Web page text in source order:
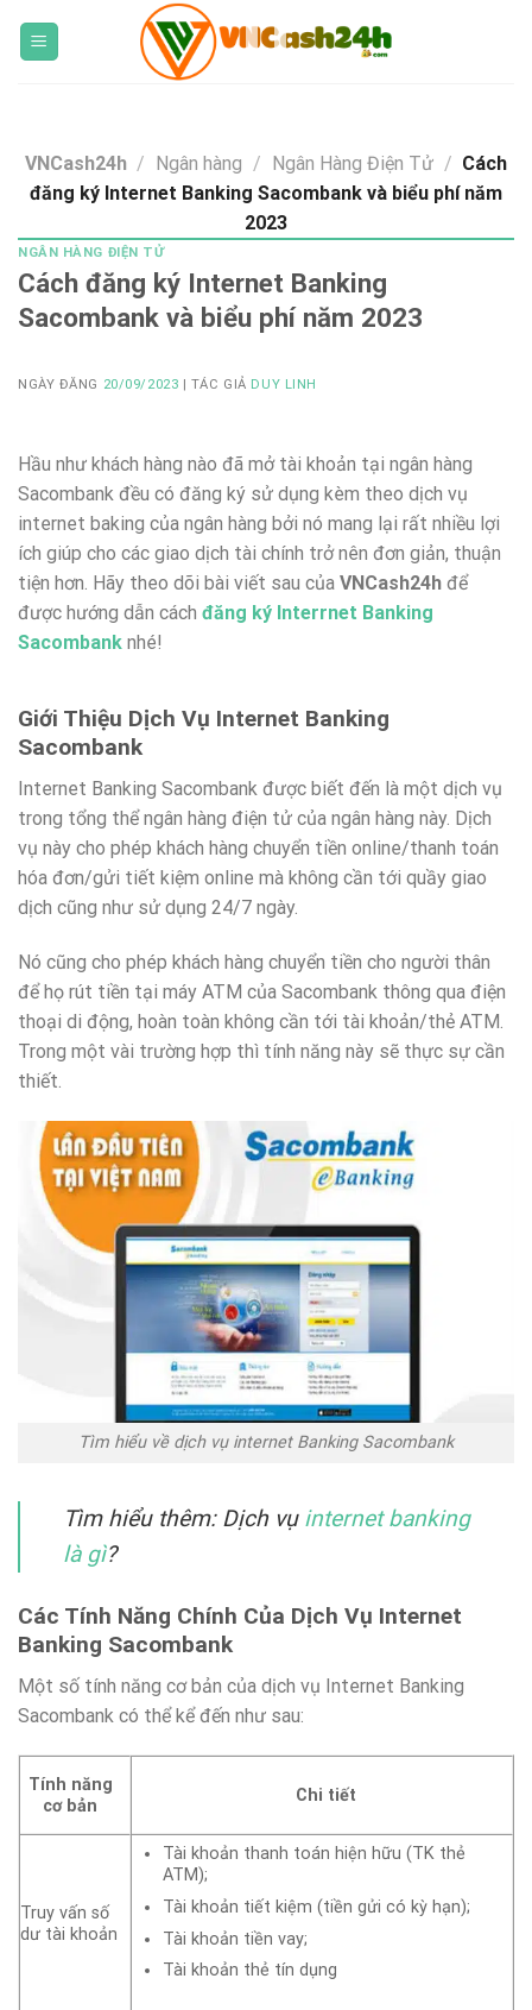
VNCash24h / Ngân hàng / Ngân Hàng Điện Tử / Cách
đăng ký Internet Banking Sacombank và biểu phí năm
2023
NGÂN HÀNG ĐIỆN TỬ
Cách đăng ký Internet Banking
Sacombank và biểu phí năm 2023
NGÀY ĐĂNG 20/09/2023 | TÁC GIẢ DUY LINH
Hầu như khách hàng nào đã mở tài khoản tại ngân hàng
Sacombank đều có đăng ký sử dụng kèm theo dịch vụ
internet baking của ngân hàng bởi nó mang lại rất nhiều lợi
ích giúp cho các giao dịch tài chính trở nên đơn giản, thuận
tiện hơn. Hãy theo dõi bài viết sau của VNCash24h để
được hướng dẫn cách đăng ký Interrnet Banking
Sacombank nhé!
Giới Thiệu Dịch Vụ Internet Banking
Sacombank
Internet Banking Sacombank được biết đến là một dịch vụ
trong tổng thể ngân hàng điện tử của ngân hàng này. Dịch
vụ này cho phép khách hàng chuyển tiền online/thanh toán
hóa đơn/gửi tiết kiệm online mà không cần tới quầy giao
dịch cũng như sử dụng 24/7 ngày.
Nó cũng cho phép khách hàng chuyển tiền cho người thân
để họ rút tiền tại máy ATM của Sacombank thông qua điện
thoại di động, hoàn toàn không cần tới tài khoản/thẻ ATM.
Trong một vài trường hợp thì tính năng này sẽ thực sự cần
thiết.
Tìm hiểu về dịch vụ internet Banking Sacombank
Tìm hiểu thêm: Dịch vụ internet banking
là gì?
Các Tính Năng Chính Của Dịch Vụ Internet
Banking Sacombank
Một số tính năng cơ bản của dịch vụ Internet Banking
Sacombank có thể kể đến như sau:
Tính năng
cơ bản
Chi tiết
Truy vấn số
dư tài khoản
Tài khoản thanh toán hiện hữu (TK thẻ
ATM);
Tài khoản tiết kiệm (tiền gửi có kỳ hạn);
Tài khoản tiền vay;
Tài khoản thẻ tín dụng